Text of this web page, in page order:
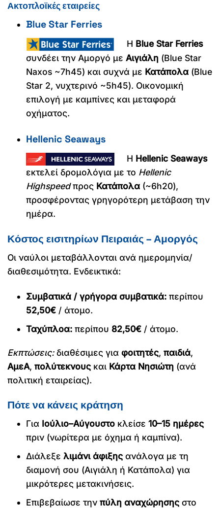
Ακτοπλοϊκές εταιρείες
Blue Star Ferries
Η Blue Star Ferries
συνδέει την Αμοργό με Αιγιάλη (Blue Star
Naxos ~7h45) και συχνά με Κατάπολα(Blue
Star 2, νυχτερινό ~5h45). Οικονομική
επιλογή με καμπίνες και μεταφορά
οχήματος.
Hellenic Seaways
Η Hellenic Seaways
εκτελεί δρομολόγια με το Hellenic
Highspeedπρος Κατάπολα(~6h20),
προσφέροντας γρηγορότερη μετάβαση την
ημέρα.
Κόστος εισιτηρίων Πειραιάς – Αμοργός
Οι ναύλοι μεταβάλλονται ανά ημερομηνία/
διαθεσιμότητα. Ενδεικτικά:
Συμβατικά / γρήγορα συμβατικά:περίπου
52,50€/ άτομο.
Ταχύπλοα:περίπου 82,50€/ άτομο.
Εκπτώσεις:διαθέσιμες για φοιτητές, παιδιά,
ΑμεΑ, πολύτεκνους και Κάρτα Νησιώτη (ανά
πολιτική εταιρείας).
Πότε να κάνεις κράτηση
Για Ιούλιο–Αύγουστοκλείσε 10–15 ημέρες
πριν (νωρίτερα με όχημα ή καμπίνα).
Διάλεξε λιμάνι άφιξηςανάλογα με τη
διαμονή σου (Αιγιάλη ή Κατάπολα) για
μικρότερες μετακινήσεις.
Επιβεβαίωσε την πύλη αναχώρησηςστο